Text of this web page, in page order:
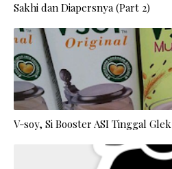
Sakhi dan Diapersnya (Part 2)
V-soy, Si Booster ASI Tinggal Glek